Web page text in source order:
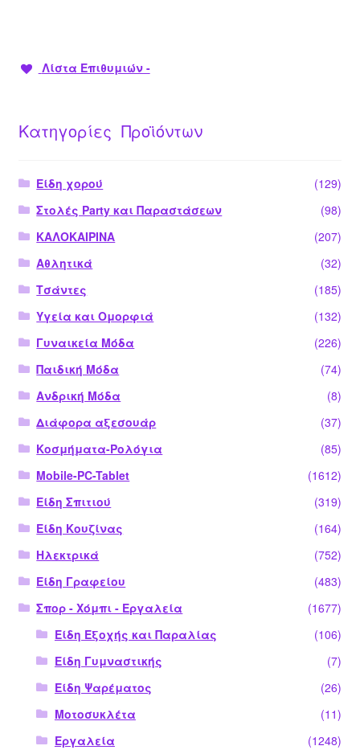
Λίστα Επιθυμιών -
Κατηγορίες Προϊόντων
Είδη χορού
(129)
Στολές Party και Παραστάσεων
(98)
ΚΑΛΟΚΑΙΡΙΝΑ
(207)
Αθλητικά
(32)
Τσάντες
(185)
Υγεία και Ομορφιά
(132)
Γυναικεία Μόδα
(226)
Παιδική Μόδα
(74)
Ανδρική Μόδα
(8)
Διάφορα αξεσουάρ
(37)
Κοσμήματα-Ρολόγια
(85)
Mobile-PC-Tablet
(1612)
Είδη Σπιτιού
(319)
Είδη Κουζίνας
(164)
Ηλεκτρικά
(752)
Είδη Γραφείου
(483)
Σπορ - Χόμπι - Εργαλεία
(1677)
Είδη Εξοχής και Παραλίας
(106)
Είδη Γυμναστικής
(7)
Είδη Ψαρέματος
(26)
Μοτοσυκλέτα
(11)
Εργαλεία
(1248)